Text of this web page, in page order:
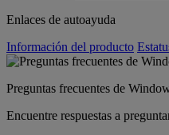
Enlaces de autoayuda
Información del producto
Preguntas frecuentes de
Encuentre respuestas a